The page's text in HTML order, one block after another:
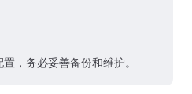
，务必妥善备份和维护。